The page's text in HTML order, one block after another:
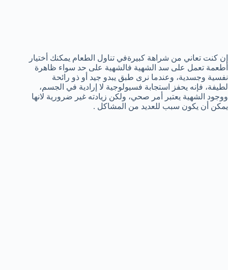
إن كنت تعاني من شراهة كبيرةفي تناول الطعام يمكنك أختيار
أطعمة تعمل على سد الشهية فالشهية على حد سواء ظاهرة
نفسية وجسدية، وعندما نرى طبق يبدو جيد أو ذو رائحة
لطيفة، فإنه يحفز استجابة فسيولوجية لا إرادية في الجسم،
ووجود الشهية يعتبر أمر صحي، ولكن زيادته غير ضرورية لانها
يمكن أن يكون سبب للعديد من المشاكل .